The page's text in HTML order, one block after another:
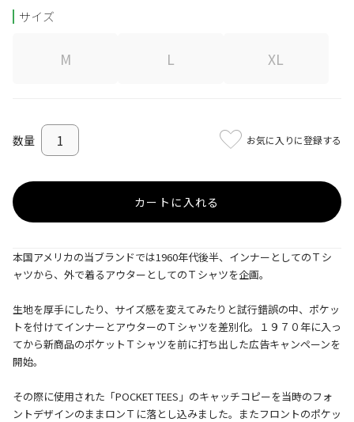
サイズ
M L XL
お気に入りに登録する
カートに入れる
本国アメリカの当ブランドでは1960年代後半、インナーとしてのＴシ
ャツから、外で着るアウターとしてのＴシャツを企画。
生地を厚手にしたり、サイズ感を変えてみたりと試行錯誤の中、ポケッ
トを付けてインナーとアウターのＴシャツを差別化。１９７０年に入っ
てから新商品のポケットＴシャツを前に打ち出した広告キャンペーンを
開始。
その際に使用された「POCKET TEES」のキャッチコピーを当時のフォ
ントデザインのままロンＴに落とし込みました。またフロントのポケッ